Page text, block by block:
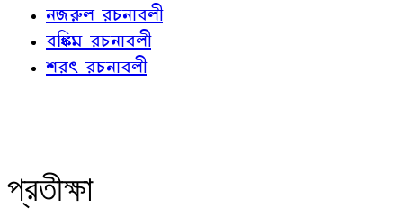
নজরুল রচনাবলী
বঙ্কিম রচনাবলী
শরৎ রচনাবলী
প্রতীক্ষা